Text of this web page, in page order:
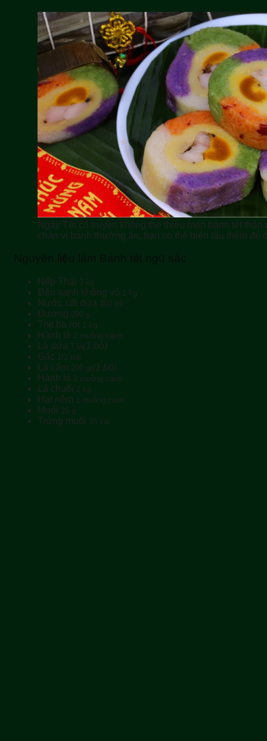
Ngày Tết cổ truyền không thể thiếu món bánh tét
chán vị bánh thường ăn, bạn có thể biến tấu thêm để
Nguyên liệu làm Bánh tét ngũ sắc
Nếp Thái 3 kg
Đậu xanh không vỏ 1 kg
Nước cốt dừa 300 ml
Đường 290 g
Thịt ba rọi 1 kg
Hành lá 2 muỗng canh
Lá dứa 7 lá(1 bó)
Gấc 1/2 trái
Lá cẩm 200 gr(1 bó)
Hành lá 2 muỗng canh
Lá chuối 2 kg
Hạt nêm 1 muỗng canh
Muối 25 g
Trứng muối 18 cái